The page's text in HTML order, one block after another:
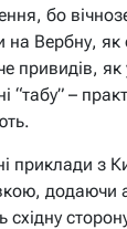
бо
на Вербну, як
привидів, як
“табу” –
приклади з
східну